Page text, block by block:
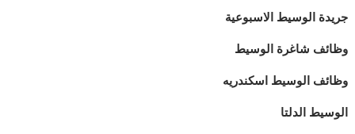
جريدة الوسيط الاسبوعية
وظائف شاغرة الوسيط
وظائف الوسيط اسكندريه
الوسيط الدلتا